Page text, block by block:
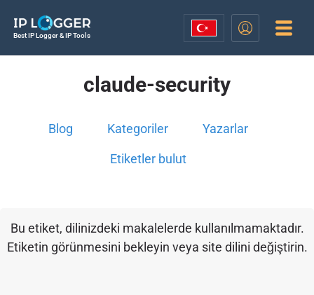
Best IP Logger & IP Tools
claude-security
Blog Kategoriler Yazarlar
Etiketler bulut